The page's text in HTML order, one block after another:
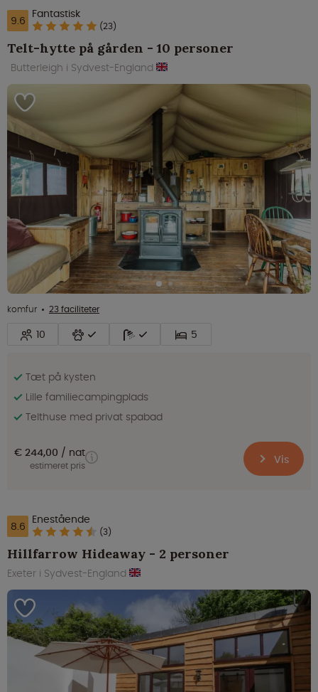
9.6 Fantastisk
(23)
Telt-hytte på gården - 10 personer
Butterleigh i Sydvest-England
komfur 23 faciliteter
10 5
Tæt på kysten
Lille familiecampingplads
Telthuse med privat spabad
€ 244,00 nat
estimeret pris Vis
8.6 Enestående
(3)
Hillfarrow Hideaway - 2 personer
Exeter i Sydvest-England